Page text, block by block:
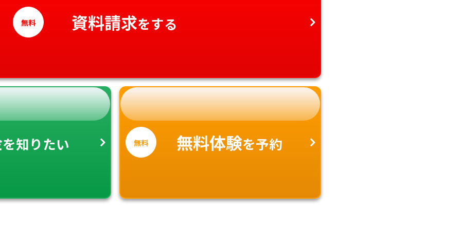
無料 資料請求をする
を知りたい 無料 無料体験を予約